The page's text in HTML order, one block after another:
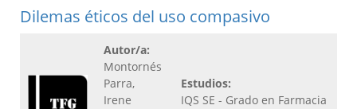
Dilemas éticos del uso compasivo
Autor/a:
Montornés
Parra,
Irene
Estudios:
IQS SE - Grado en Farmacia